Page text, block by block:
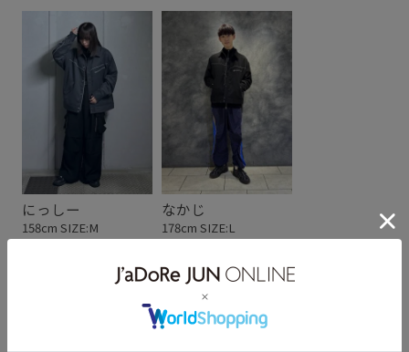
にっしー
158cm SIZE:M
なかじ
178cm SIZE:L
スタッフレビュー